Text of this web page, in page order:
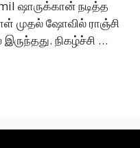
ஷாருக்கான் நடித்த
முதல் ஷோவில் ராஞ்சி
நிகழ்ச்சி …